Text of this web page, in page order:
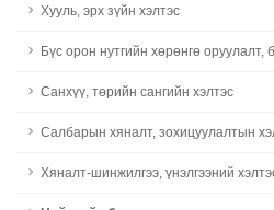
Хууль, эрх зүйн хэлтэс
Бүс орон нутгийн хөрөнгө оруулалт,
Санхүү, төрийн сангийн хэлтэс
Салбарын хяналт, зохицуулалтын
Хяналт-шинжилгээ, үнэлгээний